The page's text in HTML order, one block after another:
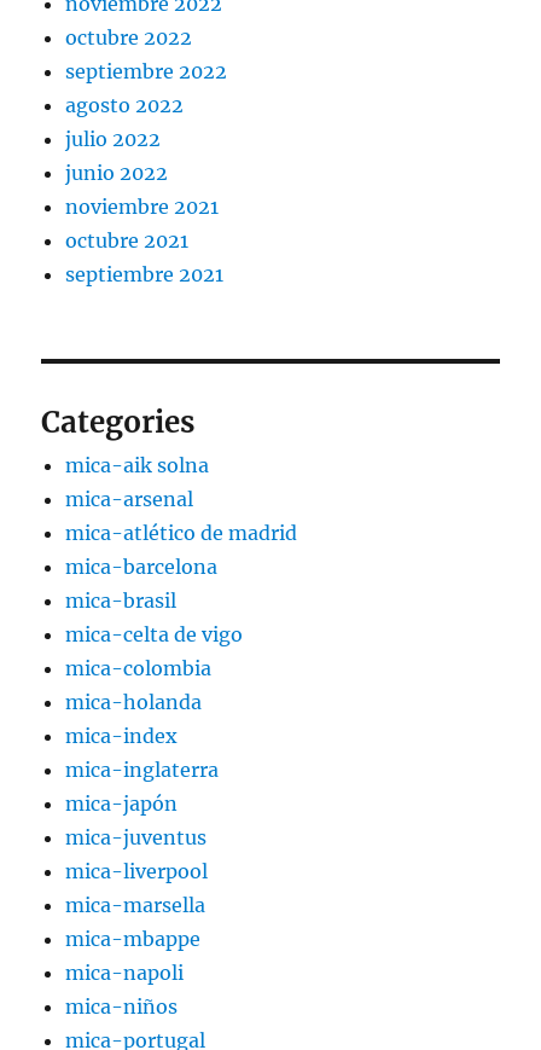
octubre 2022
septiembre 2022
agosto 2022
julio 2022
junio 2022
noviembre 2021
octubre 2021
septiembre 2021
Categories
mica-aik solna
mica-arsenal
mica-atlético de madrid
mica-barcelona
mica-brasil
mica-celta de vigo
mica-colombia
mica-holanda
mica-index
mica-inglaterra
mica-japón
mica-juventus
mica-liverpool
mica-marsella
mica-mbappe
mica-napoli
mica-niños
mica-portugal